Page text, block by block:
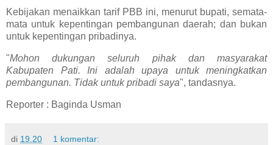
Kebijakan menaikkan tarif PBB ini, menurut bupati, semata-
mata untuk kepentingan pembangunan daerah; dan bukan
untuk kepentingan pribadinya.
"Mohon dukungan seluruh pihak dan masyarakat
Kabupaten Pati. Ini adalah upaya untuk meningkatkan
pembangunan. Tidak untuk pribadi saya", tandasnya.
Reporter : Baginda Usman
di 19.20 1 komentar: